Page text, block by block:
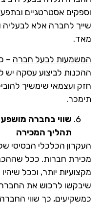
וספקים אסטרטגיים
שייך לחברה אלא לבעליה
מאד.
המשמעות לבעל חברה –
ההכנות לביצוע עסקה יש
חזק ועצמאי שימשיך
תימכר.
שווי בחברה
תהליך המכירה
העקרון הכלכלי הבסיסי
מכירת חברות. ככל
מקצועיות יותר, וככל
שיבקשו לרכוש את
כמשקיעים, כך שווי